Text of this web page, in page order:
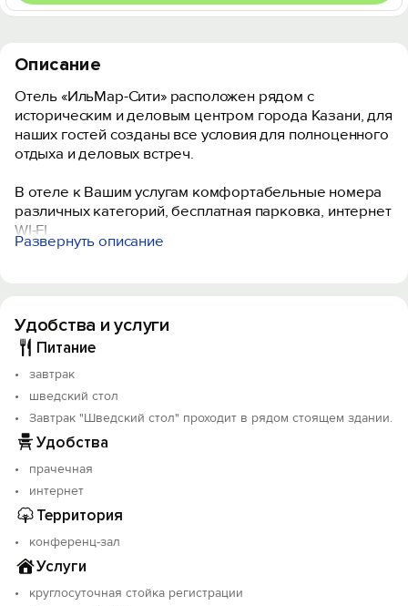
Описание
Отель «ИльМар-Сити» расположен рядом с
историческим и деловым центром города Казани, для
наших гостей созданы все условия для полноценного
отдыха и деловых встреч.
В отеле к Вашим услугам комфортабельные номера
различных категорий, бесплатная парковка, интернет
WI-FI.
Объект прошёл классификацию. Номер реестровой
Развернуть описание
Удобства и услуги
Питание
завтрак
шведский стол
Завтрак "Шведский стол" проходит в рядом стоящем здании.
Удобства
прачечная
интернет
Территория
конференц-зал
Услуги
круглосуточная стойка регистрации